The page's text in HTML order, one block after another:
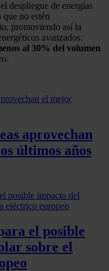
despliegue de energías
no estén
promoviendo así la
avanzados.
al 30% del volumen
aprovechan
últimos años
el posible
sobre el